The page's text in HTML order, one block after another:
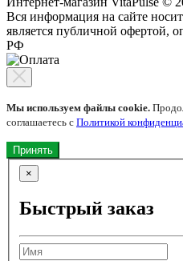
Вся информация на сайте
является публичной офертой,
РФ
Мы используем файлы cookie.
соглашаетесь с Политикой
Принять
×
Быстрый заказ